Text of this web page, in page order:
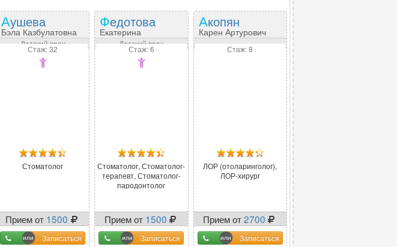
Аушева
Бэла Казбулатовна
Детский врач
Стаж: 32
Стоматолог
Прием от 1500
Записаться
Федотова
Екатерина
Дмитриевна
Детский врач
Стаж: 6
Стоматолог, Стоматолог-
терапевт, Стоматолог-
пародонтолог
Прием от 1500
Записаться
Акопян
Карен Артурович
Стаж: 8
ЛОР (отоларинголог),
ЛОР-хирург
Прием от2700
Записаться